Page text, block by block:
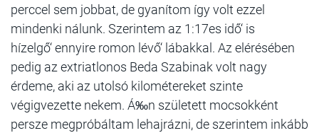
perccel sem jobbat, de gyanítom így volt ezzel
mindenki nálunk. Szerintem az 1:17es idő‘ is
hízelgő‘ ennyire romon lévő‘ lábakkal. Az elérésében
pedig az extriatlonos Beda Szabinak volt nagy
érdeme, aki az utolsó kilométereket szinte
végigvezette nekem. Á‰n született mocsokként
persze megpróbáltam lehajrázni, de szerintem inkább